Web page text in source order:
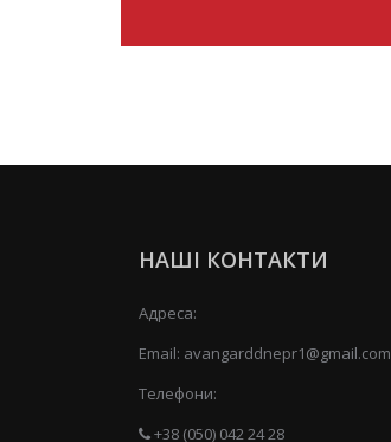
НАШІ КОНТАКТИ
Адреса:
Email: avangarddnepr1@gmail.com
Телефони:
+38 (050) 042 24 28